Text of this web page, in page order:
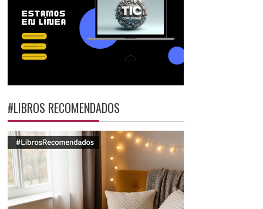
#LIBROS RECOMENDADOS